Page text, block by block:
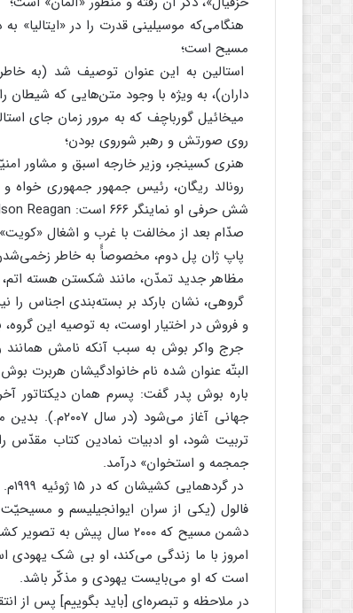
هنگامی‌که موسیلینی قدرت را در
مسیح است؛
استالین به این عنوان توصیف شد (به
داران)، به ویژه با وجود متن‌هایی که شیطان
میخائیل گورباچف که به مرور زمان جای
روی صورتش و رهبر شوروی بودن؛
هنری کسینجر، وزیر خارجه اسبق و مشاور
رونالد ریگان، رئیس جمهور جمهوری خواه
شش حرفی او نماینگر ۶۶۶ است: Ronald Wilson Reagan؛
صدّام بعد از مخالفت با غرب و اشغال
پاپ ژان پل دوم، مخصوصاًً به خاطر
مظاهر جدید تمدّن، مانند شکستن هسته
گروهی، نشان بارکد بر بسته‌بندی اجناس را
و فروش در اختیار اوست، به توصیه این گروه،
البتّه عنوان شده نام خانوادگیشان هربرت
جهانی آغاز
تربیت شود، او ادبیات نمادین کتاب
جمجمه و استخوان» درآمد.
فالول (یکی از سران ایوانجیلیسم و
دشمن مسیح که ۲۰۰۰ سال
امروز با ما زندگی می‌کند، او بی شک
است که او می‌بایست یهودی و مذکّر باشد.
در ملاحظه و تبصره‌ای [باید بگوییم] پس از